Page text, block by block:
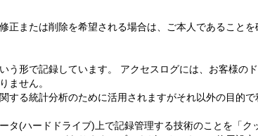
正または削除を希望される場合は、ご本人であること
う形で記録しています。 アクセスログには、お客様の
ません。
する統計分析のために活用されますがそれ以外の目的で
タ(ハードドライブ)上で記録管理する技術のことを「